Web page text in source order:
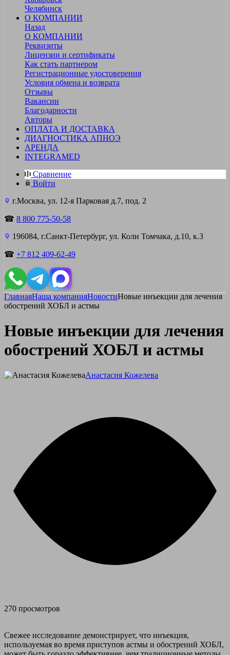
Челябинск
О КОМПАНИИ
Назад
О КОМПАНИИ
Реквизиты
Лицензии и сертификаты
Как стать партнером
Регистрационные удостоверения
Условия обмена и возврата
Отзывы
Вакансии
Благодарности
Авторы
ОПЛАТА И ДОСТАВКА
ДИАГНОСТИКА АПНОЭ
АРЕНДА
INTEGRAMED
Сравнение
Войти
г.Москва, ул. 12-я Парковая д.7, под. 2
☎ 8 800 775-50-58
196084, г.Санкт-Петербург, ул. Коли Томчака, д.10, к.3
☎ +7 812 409-62-49
ГлавнаяНаша компанияНовостиНовые инъекции для лечения
обострений ХОБЛ и астмы
Новые инъекции для лечения
обострений ХОБЛ и астмы
Анастасия Кожелева
270 просмотров
Свежее исследование демонстрирует, что инъекция,
используемая во время приступов астмы и обострений ХОБЛ,